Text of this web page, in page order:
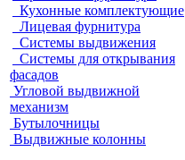
Кухонные комплектующие
Лицевая фурнитура
Системы выдвижения
Системы для открывания
фасадов
Угловой выдвижной
механизм
Бутылочницы
Выдвижные колонны